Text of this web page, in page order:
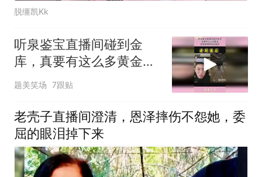
脱缰凯Kk
听泉鉴宝直播间碰到金
库，真要有这么多黄金，
欧盟都得单独制裁你
题美笑场 7跟贴
老壳子直播间澄清，恩泽摔伤不怨她，委
屈的眼泪掉下来